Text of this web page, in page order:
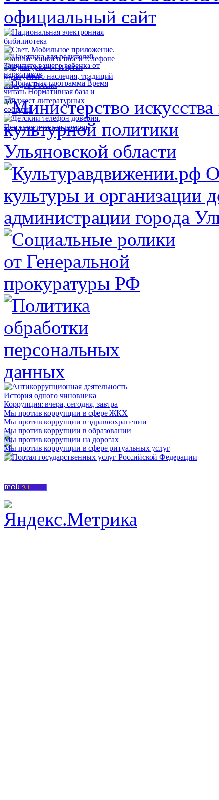
История одного чиновника
Коррупция: вчера, сегодня, завтра
Мы против коррупции в сфере ЖКХ
Мы против коррупции в здравоохранении
Мы против коррупции в образовании
Мы против коррупции на дорогах
Мы против коррупции в сфере ритуальных услуг